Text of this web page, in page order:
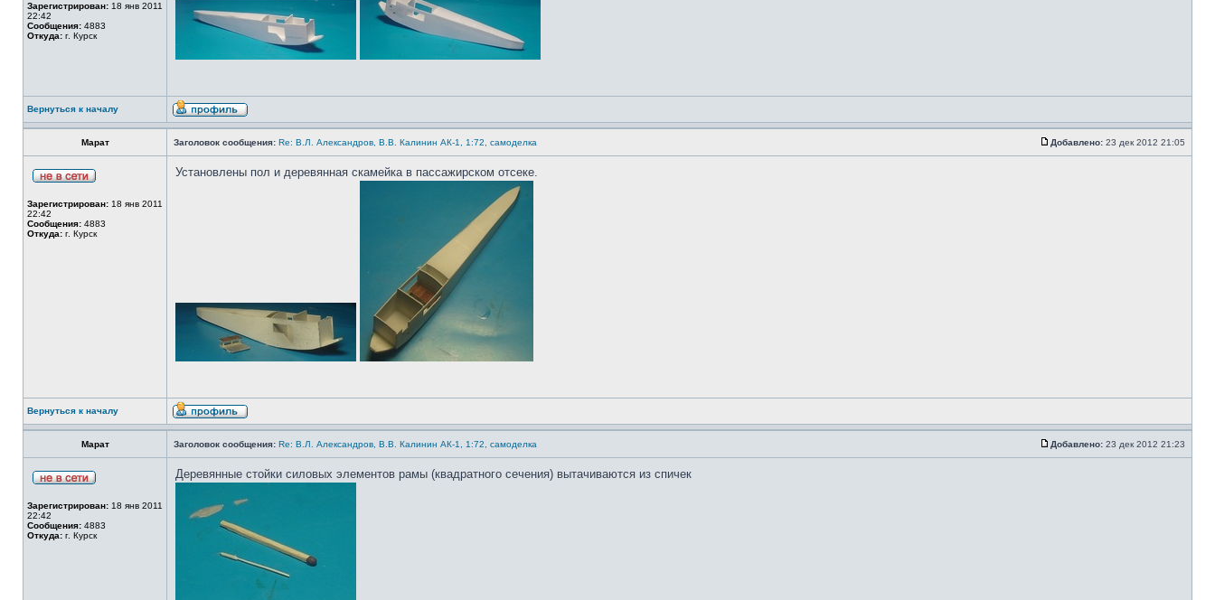
Зарегистрирован: 18 янв 2011
22:42
Сообщения: 4883
Откуда: г. Курск
Вернуться к началу
Марат Заголовок сообщения: Re: В.Л. Александров, В.В. Калинин АК-1, 1:72, самоделка Добавлено: 23 дек 2012 21:05
Зарегистрирован: 18 янв 2011
22:42
Сообщения: 4883
Откуда: г. Курск
Установлены пол и деревянная скамейка в пассажирском отсеке.
Вернуться к началу
Марат Заголовок сообщения: Re: В.Л. Александров, В.В. Калинин АК-1, 1:72, самоделка Добавлено: 23 дек 2012 21:23
Зарегистрирован: 18 янв 2011
22:42
Сообщения: 4883
Откуда: г. Курск
Деревянные стойки силовых элементов рамы (квадратного сечения) вытачиваются из спичек